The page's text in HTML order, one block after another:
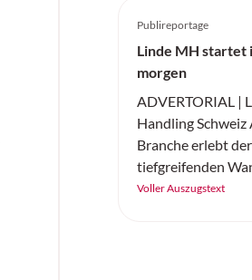
Publireportage
Linde MH startet
morgen
ADVERTORIAL |
Handling
Branche erlebt
tiefgreifenden
durch Fortschritte
Voller Auszugstext